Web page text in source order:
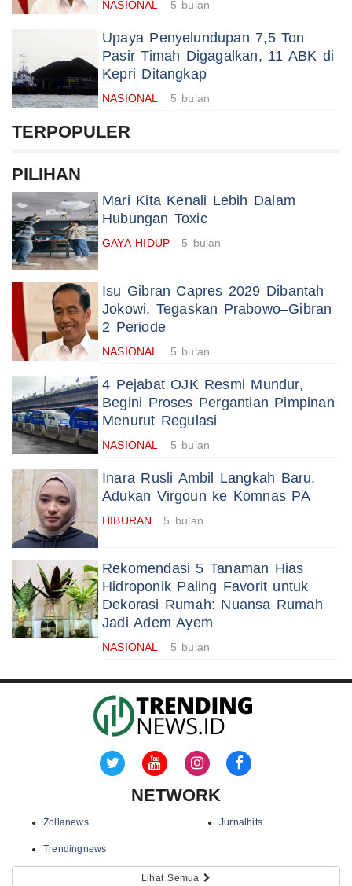
NASIONAL 5 bulan
Upaya Penyelundupan 7,5 Ton
Pasir Timah Digagalkan, 11 ABK di
Kepri Ditangkap
NASIONAL 5 bulan
TERPOPULER
PILIHAN
Mari Kita Kenali Lebih Dalam
Hubungan Toxic
GAYA HIDUP 5 bulan
Isu Gibran Capres 2029 Dibantah
Jokowi, Tegaskan Prabowo–Gibran
2 Periode
NASIONAL 5 bulan
4 Pejabat OJK Resmi Mundur,
Begini Proses Pergantian Pimpinan
Menurut Regulasi
NASIONAL 5 bulan
Inara Rusli Ambil Langkah Baru,
Adukan Virgoun ke Komnas PA
HIBURAN 5 bulan
Rekomendasi 5 Tanaman Hias
Hidroponik Paling Favorit untuk
Dekorasi Rumah: Nuansa Rumah
Jadi Adem Ayem
NASIONAL 5 bulan
NETWORK
Zollanews Jurnalhits
Trendingnews
Lihat Semua